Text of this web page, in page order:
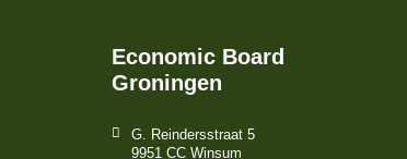
Economic Board
Groningen
G. Reindersstraat 5
9951 CC Winsum